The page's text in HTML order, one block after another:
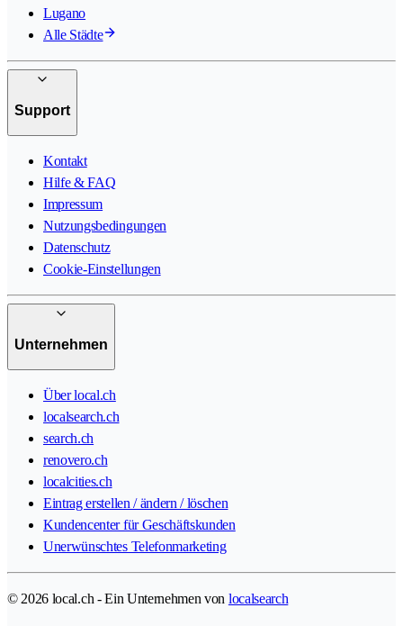
Lugano
Alle Städte
Support
Kontakt
Hilfe & FAQ
Impressum
Nutzungsbedingungen
Datenschutz
Cookie-Einstellungen
Unternehmen
Über local.ch
localsearch.ch
search.ch
renovero.ch
localcities.ch
Eintrag erstellen / ändern / löschen
Kundencenter für Geschäftskunden
Unerwünschtes Telefonmarketing
© 2026 local.ch - Ein Unternehmen von localsearch